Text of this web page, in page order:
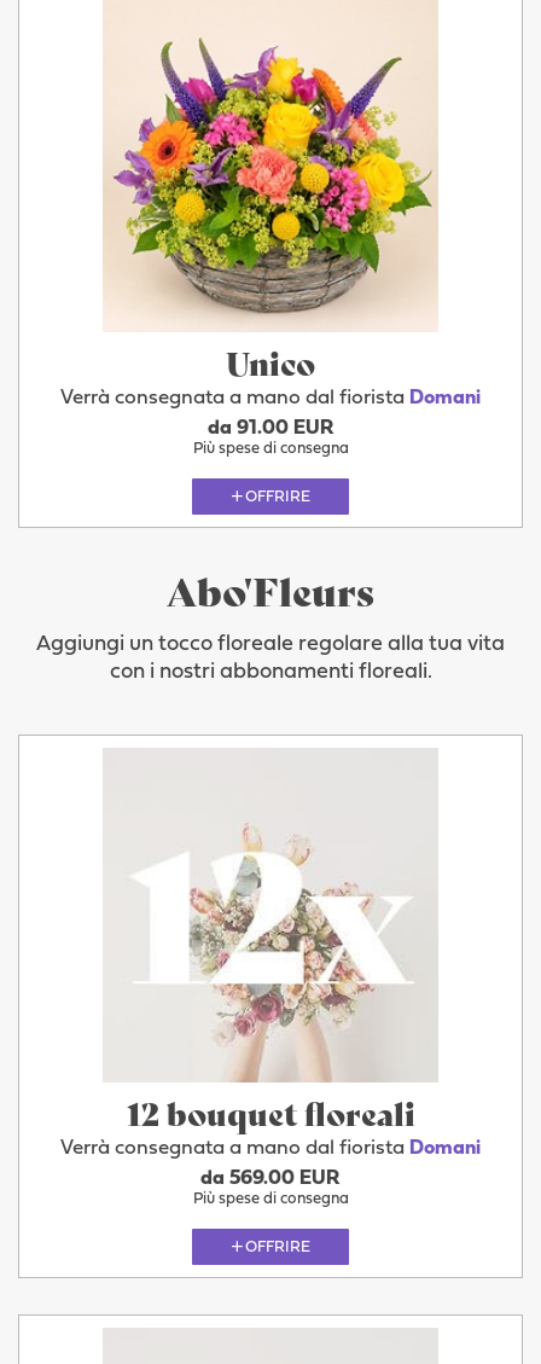
Unico
Verrà consegnata a mano dal fiorista Domani
da 91.00 EUR
Più spese di consegna
OFFRIRE
Abo'Fleurs
Aggiungi un tocco floreale regolare alla tua vita
con i nostri abbonamenti floreali.
12 bouquet floreali
Verrà consegnata a mano dal fiorista Domani
da 569.00 EUR
Più spese di consegna
OFFRIRE